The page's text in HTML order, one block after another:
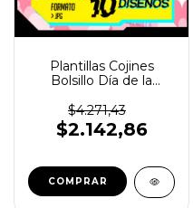
Plantillas Cojines
Bolsillo Día de la
$4.271,43
$2.142,86